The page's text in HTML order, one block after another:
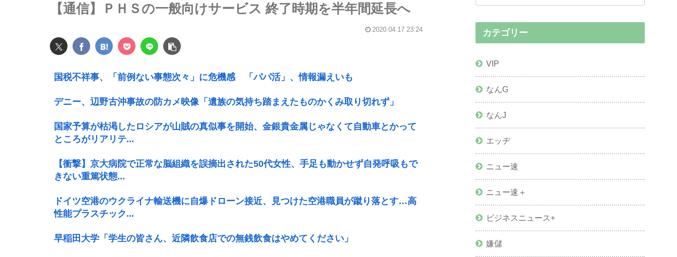
【通信】ＰＨＳの一般向けサービス 終了時期を半年間延長へ
2020.04.17 23:24
国税不祥事、「前例ない事態次々」に危機感 「パパ活」、情報漏えいも
デニー、辺野古沖事故の防カメ映像「遺族の気持ち踏まえたものかくみ取り切れず」
国家予算が枯渇したロシアが山賊の真似事を開始、金銀貴金属じゃなくて自動車とかって
ところがリアリテ...
【衝撃】京大病院で正常な脳組織を誤摘出された50代女性、手足も動かせず自発呼吸もで
きない重篤状態...
ドイツ空港のウクライナ輸送機に自爆ドローン接近、見つけた空港職員が蹴り落とす…高
性能プラスチック...
早稲田大学「学生の皆さん、近隣飲食店での無銭飲食はやめてください」
カテゴリー
VIP
なんG
なんJ
エッヂ
ニュー速
ニュー速＋
ビジネスニュース+
嫌儲